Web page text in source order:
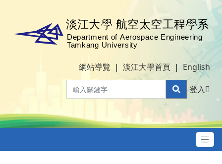
網站導覽 | 淡江大學首頁 | English
登入